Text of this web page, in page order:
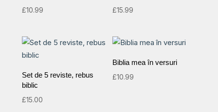
£10.99
£15.99
Set de 5 reviste, rebus
biblic
£15.00
Biblia mea în versuri
£10.99